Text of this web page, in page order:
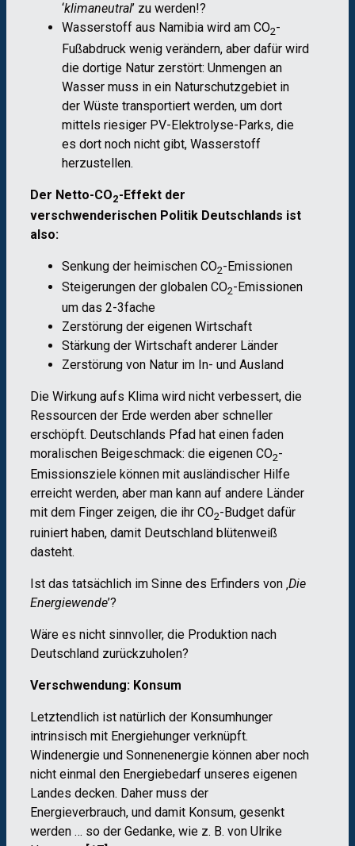
‘klimaneutral’ zu werden!?
Wasserstoff aus Namibia wird am CO2-
Fußabdruck wenig verändern, aber dafür wird
die dortige Natur zerstört: Unmengen an
Wasser muss in ein Naturschutzgebiet in
der Wüste transportiert werden, um dort
mittels riesiger PV-Elektrolyse-Parks, die
es dort noch nicht gibt, Wasserstoff
herzustellen.
Der Netto-CO2-Effekt der
verschwenderischen Politik Deutschlands ist
also:
Senkung der heimischen CO2-Emissionen
Steigerungen der globalen CO2-Emissionen
um das 2-3fache
Zerstörung der eigenen Wirtschaft
Stärkung der Wirtschaft anderer Länder
Zerstörung von Natur im In- und Ausland
Die Wirkung aufs Klima wird nicht verbessert, die
Ressourcen der Erde werden aber schneller
erschöpft. Deutschlands Pfad hat einen faden
moralischen Beigeschmack: die eigenen CO2-
Emissionsziele können mit ausländischer Hilfe
erreicht werden, aber man kann auf andere Länder
mit dem Finger zeigen, die ihr CO2-Budget dafür
ruiniert haben, damit Deutschland blütenweiß
dasteht.
Ist das tatsächlich im Sinne des Erfinders von ‚Die
Energiewende’?
Wäre es nicht sinnvoller, die Produktion nach
Deutschland zurückzuholen?
Verschwendung: Konsum
Letztendlich ist natürlich der Konsumhunger
intrinsisch mit Energiehunger verknüpft.
Windenergie und Sonnenenergie können aber noch
nicht einmal den Energiebedarf unseres eigenen
Landes decken. Daher muss der
Energieverbrauch, und damit Konsum, gesenkt
werden … so der Gedanke, wie z. B. von Ulrike